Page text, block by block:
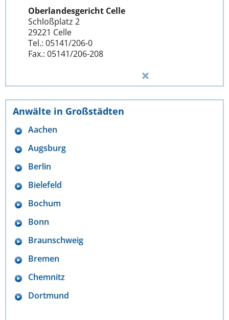
Oberlandesgericht Celle
Schloßplatz 2
29221 Celle
Tel.: 05141/206-0
Fax.: 05141/206-208
Anwälte in Großstädten
Aachen
Augsburg
Berlin
Bielefeld
Bochum
Bonn
Braunschweig
Bremen
Chemnitz
Dortmund